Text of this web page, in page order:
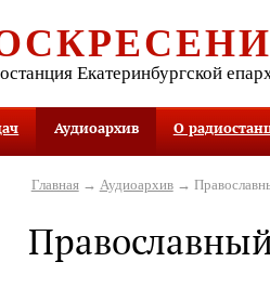
Екатеринбургской
Аудиоархив О
Главная→ Аудиоархив→